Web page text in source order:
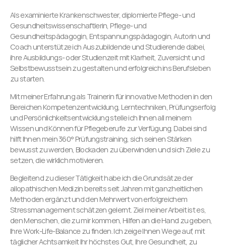
Als examinierte Krankenschwester, diplomierte Pflege- und
Gesundheitswissenschaftlerin, Pflege- und
Gesundheitspädagogin, Entspannungspädagogin, Autorin und
Coach unterstütze ich Auszubildende und Studierende dabei,
ihre Ausbildungs- oder Studienzeit mit Klarheit, Zuversicht und
Selbstbewusstsein zu gestalten und erfolgreich ins Berufsleben
zu starten.
Mit meiner Erfahrung als Trainerin für innovative Methoden in den
Bereichen Kompetenzentwicklung, Lerntechniken, Prüfungserfolg
und Persönlichkeitsentwicklung stelle ich Ihnen all meinem
Wissen und Können für Pflegeberufe zur Verfügung. Dabei sind
hilft Ihnen mein 360° Prüfungstraining, sich seinen Stärken
bewusst zu werden, Blockaden zu überwinden und sich Ziele zu
setzen, die wirklich motivieren.
Begleitend zu dieser Tätigkeit habe ich die Grundsätze der
allopathischen Medizin bereits seit Jahren mit ganzheitlichen
Methoden ergänzt und den Mehrwert von erfolgreichem
Stressmanagement schätzen gelernt. Ziel meiner Arbeit ist es,
den Menschen, die zu mir kommen, Hilfen an die Hand zu geben,
Ihre Work-Life-Balance zu finden. Ich zeige Ihnen Wege auf, mit
täglicher Achtsamkeit Ihr höchstes Gut, Ihre Gesundheit, zu